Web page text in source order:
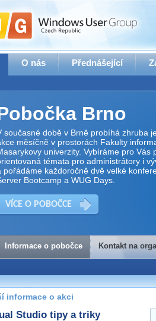
O nás Přednášející
Brno
současné době v Brně probíhá zhruba
měsíčně v prostorách Fakulty
univerzity. Vybíráme pro Vás
témata pro administrátory i
pořádáme každoročně dvě velké
Bootcamp a WUG Days.
VÍCE O POBOČCE
na
máte jakýkoliv dotaz na
neváhejte nás kontaktovat na e-
brno@wug.cz
Informace o pobočce Kontakt na
informace o akci
Studio tipy a triky